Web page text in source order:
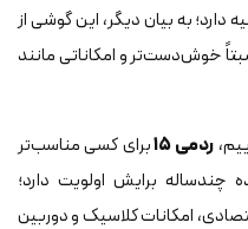
به بیان دیگر، این گوشی از
خوش‌دست‌تر و امکاناتی مانند
ردمی ۱۵
برای کسی مناسب‌تر
چندساله برایش اولویت دارد؛
امکانات کلاسیک و دوربین